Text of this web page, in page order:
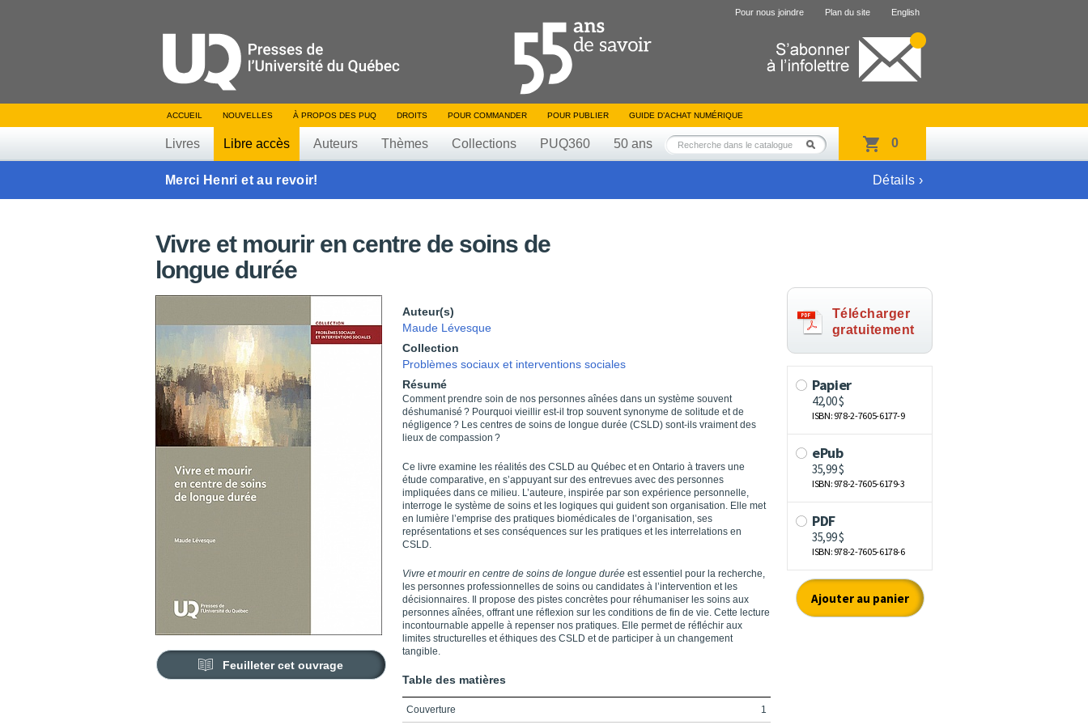
Pour nous joindre Plan du site English
ACCUEIL NOUVELLES À PROPOS DES PUQ DROITS POUR COMMANDER POUR PUBLIER GUIDE D’ACHAT NUMÉRIQUE
Livres Libre accès Auteurs Thèmes Collections PUQ360 50 ans 0
Merci Henri et au revoir! Détails ›
Vivre et mourir en centre de soins de
longue durée
Feuilleter cet ouvrage
Auteur(s)
Maude Lévesque
Collection
Problèmes sociaux et interventions sociales
Résumé
Comment prendre soin de nos personnes aînées dans un système souvent
déshumanisé ? Pourquoi vieillir est-il trop souvent synonyme de solitude et de
négligence ? Les centres de soins de longue durée (CSLD) sont-ils vraiment des
lieux de compassion ?
Ce livre examine les réalités des CSLD au Québec et en Ontario à travers une
étude comparative, en s’appuyant sur des entrevues avec des personnes
impliquées dans ce milieu. L’auteure, inspirée par son expérience personnelle,
interroge le système de soins et les logiques qui guident son organisation. Elle met
en lumière l’emprise des pratiques biomédicales de l’organisation, ses
représentations et ses conséquences sur les pratiques et les interrelations en
CSLD.
Vivre et mourir en centre de soins de longue durée est essentiel pour la recherche,
les personnes professionnelles de soins ou candidates à l’intervention et les
décisionnaires. Il propose des pistes concrètes pour réhumaniser les soins aux
personnes aînées, offrant une réflexion sur les conditions de fin de vie. Cette lecture
incontournable appelle à repenser nos pratiques. Elle permet de réfléchir aux
limites structurelles et éthiques des CSLD et de participer à un changement
tangible.
Table des matières
Couverture 1
Télécharger
gratuitement